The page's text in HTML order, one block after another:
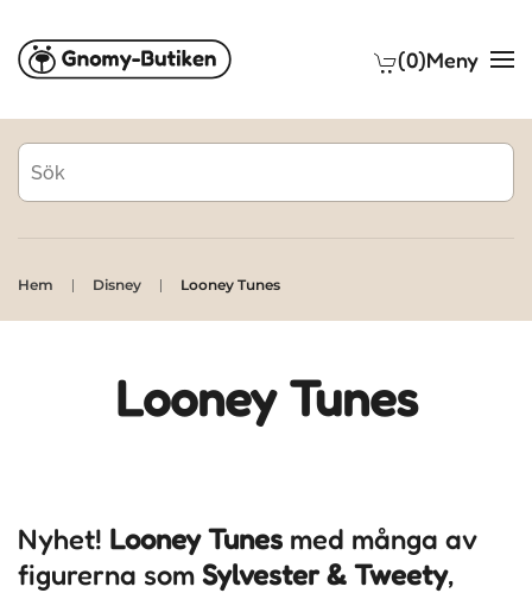
Skip to main content (0)Meny
Hem Disney Looney Tunes
Looney Tunes
Nyhet! Looney Tunes med många av
figurerna som Sylvester & Tweety,